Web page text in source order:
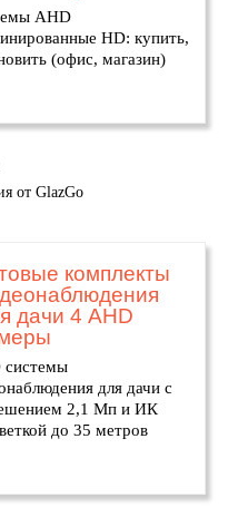
AHD
HD: купить,
(офис, магазин)
от GlazGo
комплекты
дачи 4 AHD
системы
для дачи с
2,1 Мп и ИК
до 35 метров